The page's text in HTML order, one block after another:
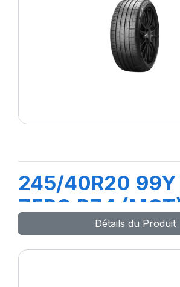
245/40R20 99Y
ZERO PZ4
Détails du Produit